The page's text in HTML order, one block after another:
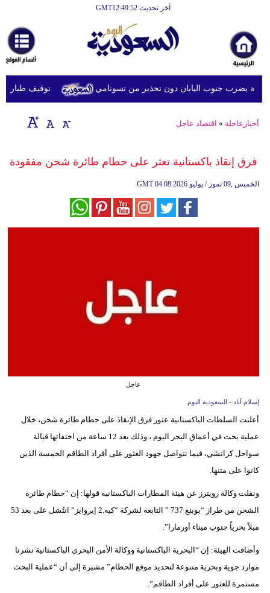
آخر تحديث GMT12:49:52
أخبارعاجلة
رياضة
ثقافة
إقتصاد
وموسيقى
وتكنولوجيا
مدوَّنات
توقيف طيار
أخبارعاجلة » اقتصاد عاجل
فرق إنقاذ باكستانية تعثر على حطام طائرة شحن مفقودة
GMT 04:08 2026 الخميس ,09 تموز / يوليو
عاجل
إسلام آباد - السعودية اليوم
أعلنت السلطات الباكستانية عثور فرق الإنقاذ على حطام طائرة شحن، خلال
عملية بحث ‏في أعماق البحر اليوم ، وذلك بعد 12 ساعة من اختفائها قبالة
سواحل كراتشي، ‏فيما تتواصل جهود العثور على أفراد الطاقم الخمسة الذين
كانوا على متنها.‏
ونقلت وكالة رويترز عن هيئة المطارات الباكستانية قولها: إن “حطام طائرة
الشحن من ‏طراز “بوينغ 737 ” التابعة لشركة “كيه.2 إيروايز” انتُشل على بعد 53
ميلاً بحرياً ‏جنوب ميناء أورمارا”.‏
وأضافت الهيئة: إن “البحرية الباكستانية ووكالة الأمن البحري الباكستانية نشرتا
موارد ‏جوية وبحرية متنوعة لتحديد موقع الحطام” مشيرة إلى أن “عملية البحث
مستمرة للعثور ‏على أفراد الطاقم”.